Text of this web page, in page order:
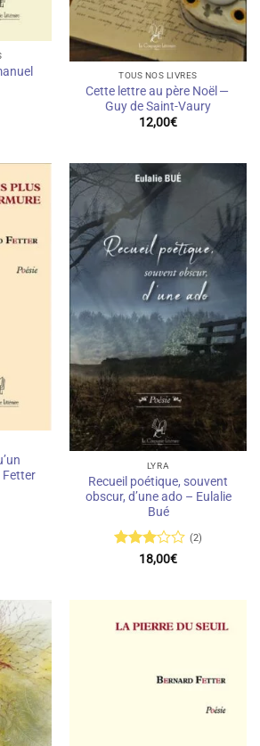
TOUS NOS LIVRES
Cette lettre au père Noël —
Guy de Saint-Vaury
12,00€
Fetter
LYRA
Recueil poétique, souvent
obscur, d’une ado – Eulalie
Bué
Note3
(2)
18,00€